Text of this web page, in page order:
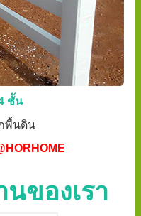
ชั้น
พื้นดิน
นของเรา